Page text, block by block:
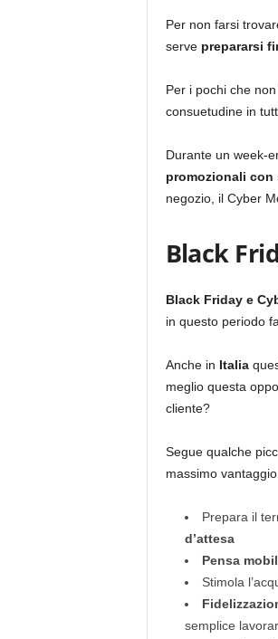
Per non farsi
serve prepararsi
Per i pochi che
consuetudine in
Durante un week-
promozionali con
negozio, il Cyber
Black
Black Friday e
in questo periodo
Anche in Italia
meglio questa
cliente?
Segue qualche
massimo vantaggio.
Prepara il
d’attesa
Pensa
Stimola
semplice